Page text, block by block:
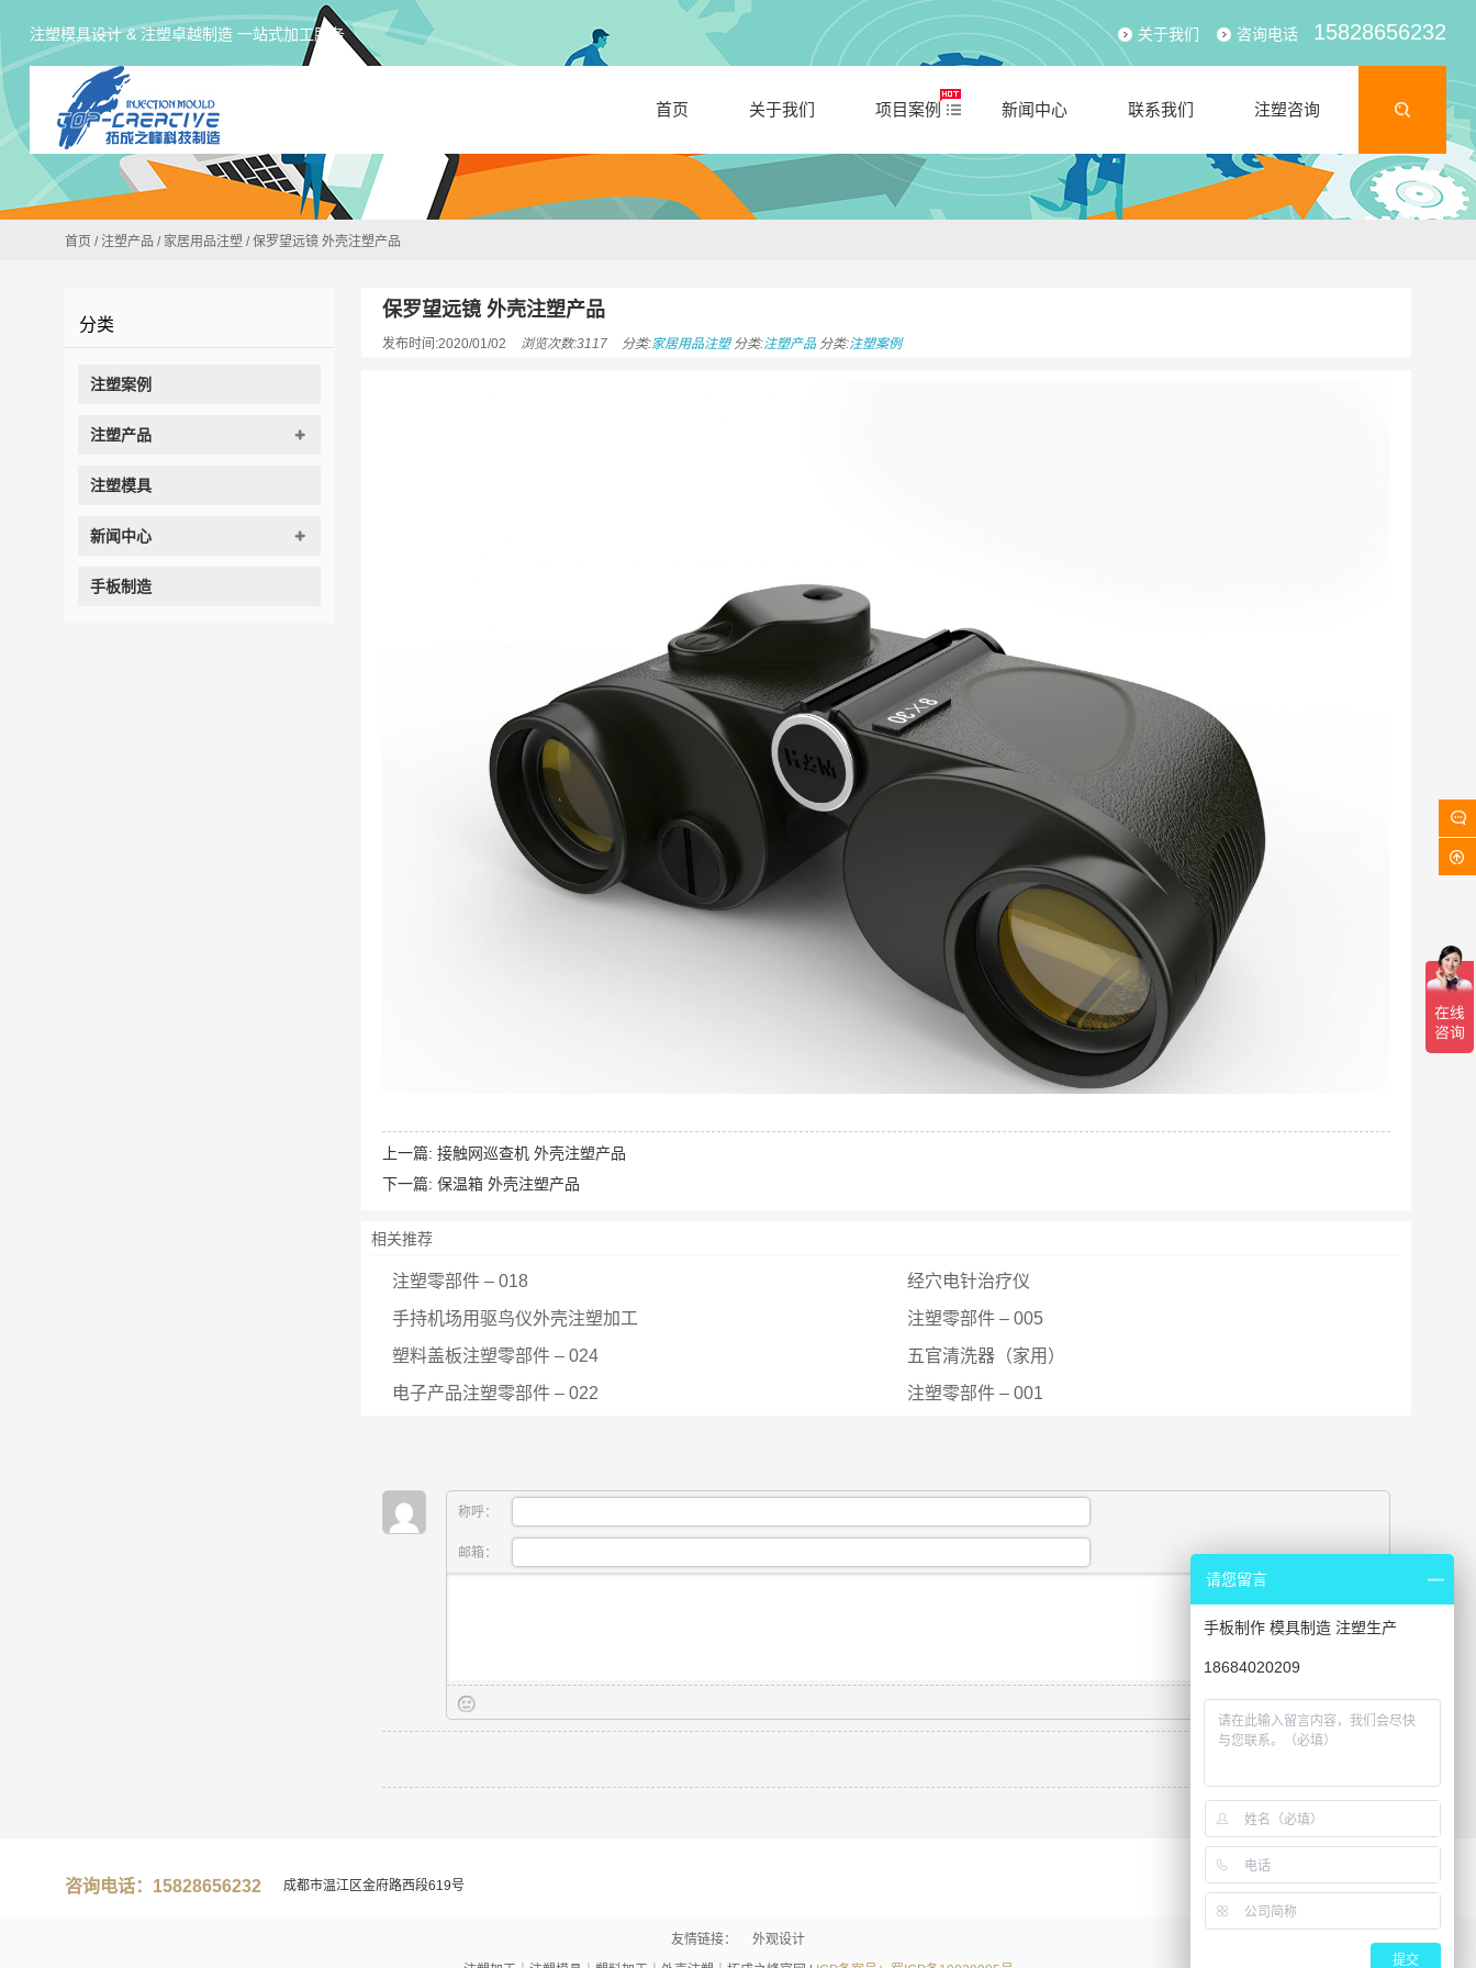
注塑模具设计 & 注塑卓越制造 一站式加工服务 关于我们 咨询电话 15828656232
首页 关于我们 项目案例 新闻中心 联系我们 注塑咨询
首页 / 注塑产品 / 家居用品注塑 /保罗望远镜 外壳注塑产品
分类
注塑案例
注塑产品
注塑模具
新闻中心
手板制造
保罗望远镜 外壳注塑产品
发布时间:2020/01/02 浏览次数:3117 分类:家居用品注塑分类:注塑产品分类:注塑案例
上一篇: 接触网巡查机 外壳注塑产品
下一篇: 保温箱 外壳注塑产品
相关推荐
注塑零部件 – 018
经穴电针治疗仪
手持机场用驱鸟仪外壳注塑加工
注塑零部件 – 005
塑料盖板注塑零部件 – 024
五官清洗器（家用）
电子产品注塑零部件 – 022
注塑零部件 – 001
称呼：
邮箱：
咨询电话：15828656232 成都市温江区金府路西段619号 电话咨询
友情链接：
外观设计
请您留言
手板制作 模具制造 注塑生产
18684020209
提交